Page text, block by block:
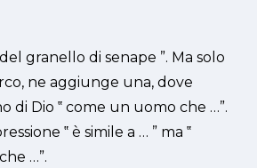
del granello di senape ”. Ma solo
ne aggiunge una, dove
di Dio ‟ come un uomo che …”.
‟ è simile a … ” ma ‟
…”.